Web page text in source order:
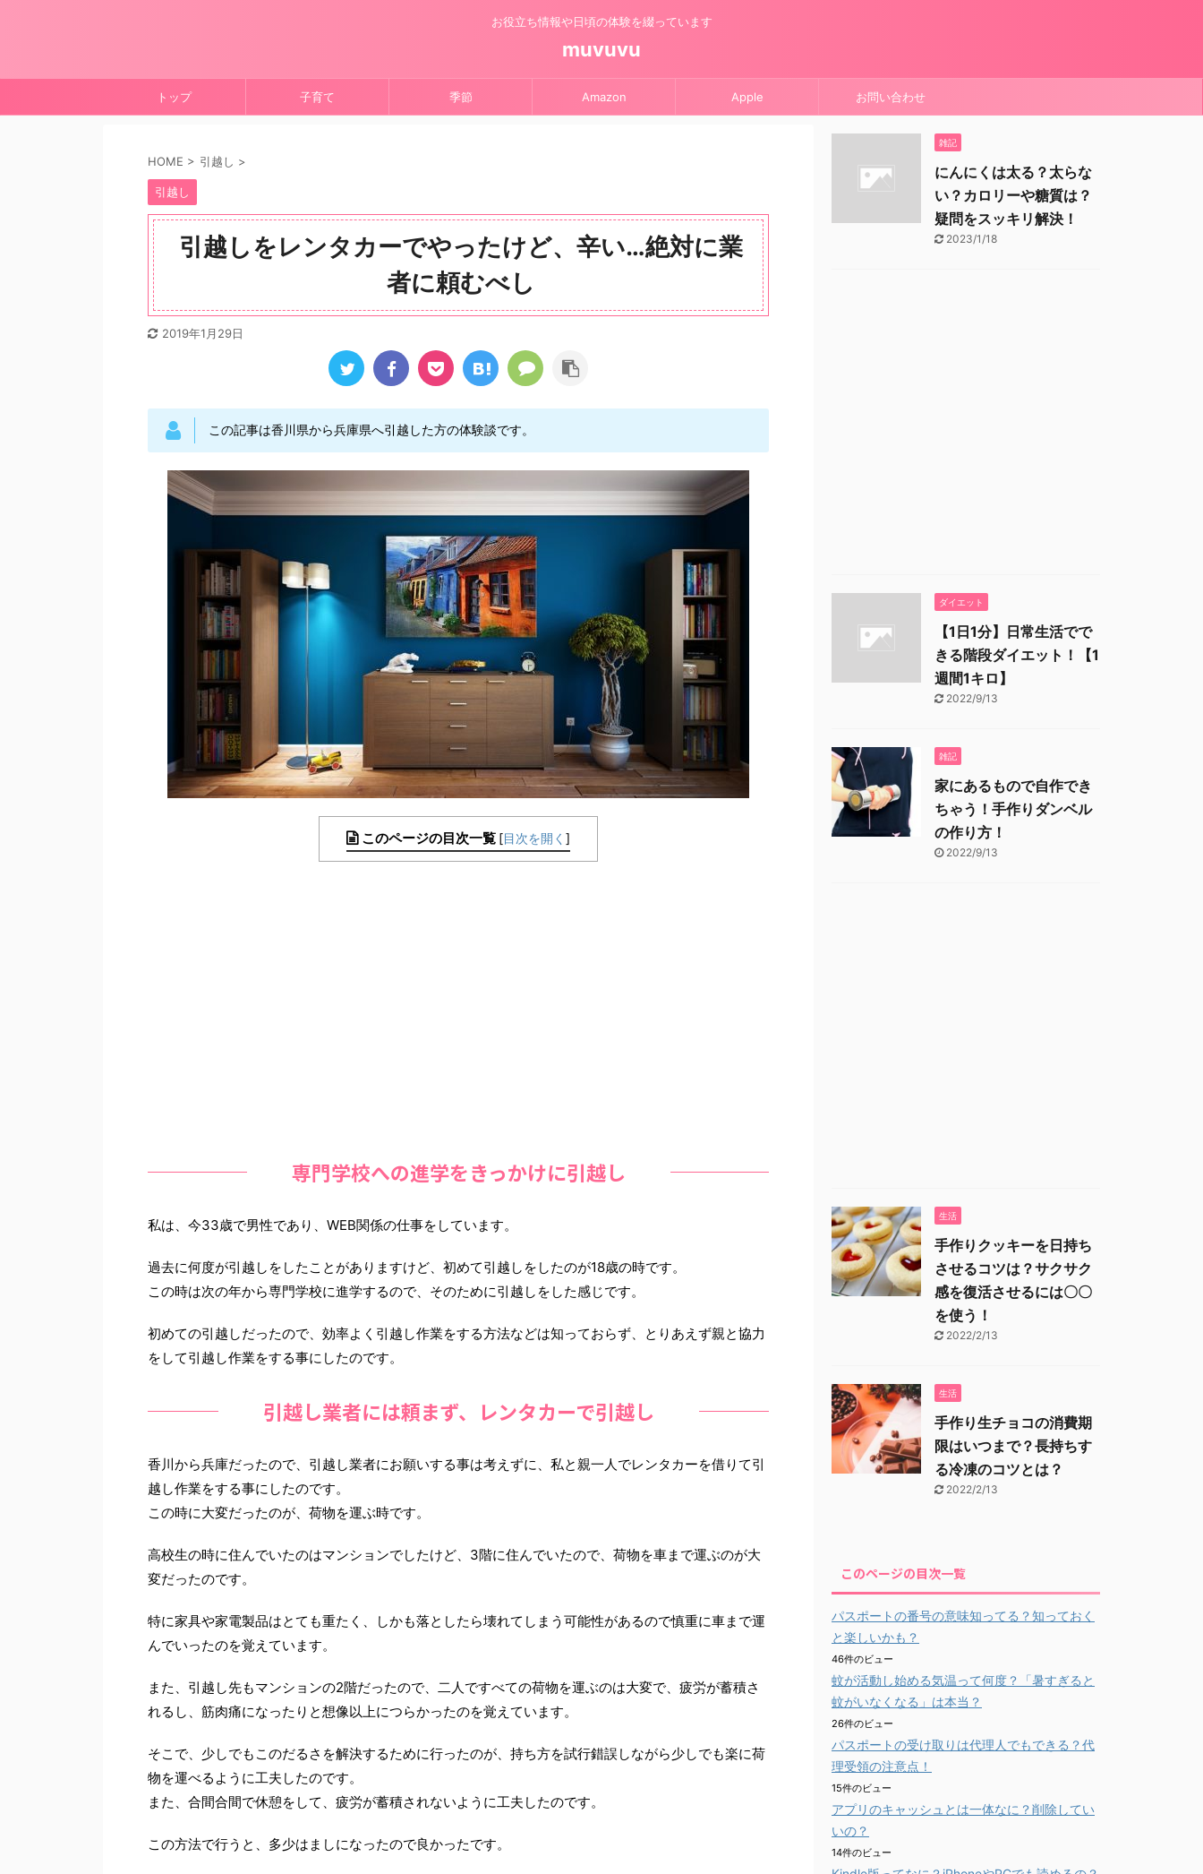
お役立ち情報や日頃の体験を綴っています
muvuvu
トップ 子育て 季節 Amazon Apple お問い合わせ
HOME > 引越し >
引越し
引越しをレンタカーでやったけど、辛い…絶対に業
者に頼むべし
2019年1月29日
この記事は香川県から兵庫県へ引越した方の体験談です。
このページの目次一覧 [目次を開く ]
専門学校への進学をきっかけに引越し
私は、今33歳で男性であり、WEB関係の仕事をしています。
過去に何度が引越しをしたことがありますけど、初めて引越しをしたのが18歳の時です。
この時は次の年から専門学校に進学するので、そのために引越しをした感じです。
初めての引越しだったので、効率よく引越し作業をする方法などは知っておらず、とりあえず親と協力
をして引越し作業をする事にしたのです。
引越し業者には頼まず、レンタカーで引越し
香川から兵庫だったので、引越し業者にお願いする事は考えずに、私と親一人でレンタカーを借りて引
越し作業をする事にしたのです。
この時に大変だったのが、荷物を運ぶ時です。
高校生の時に住んでいたのはマンションでしたけど、3階に住んでいたので、荷物を車まで運ぶのが大
変だったのです。
特に家具や家電製品はとても重たく、しかも落としたら壊れてしまう可能性があるので慎重に車まで運
んでいったのを覚えています。
また、引越し先もマンションの2階だったので、二人ですべての荷物を運ぶのは大変で、疲労が蓄積さ
れるし、筋肉痛になったりと想像以上につらかったのを覚えています。
そこで、少しでもこのだるさを解決するために行ったのが、持ち方を試行錯誤しながら少しでも楽に荷
物を運べるように工夫したのです。
また、合間合間で休憩をして、疲労が蓄積されないように工夫したのです。
この方法で行うと、多少はましになったので良かったです。
雑記
にんにくは太る？太らな
い？カロリーや糖質は？
疑問をスッキリ解決！
2023/1/18
ダイエット
【1日1分】日常生活でで
きる階段ダイエット！【1
週間1キロ】
2022/9/13
雑記
家にあるもので自作でき
ちゃう！手作りダンベル
の作り方！
2022/9/13
生活
手作りクッキーを日持ち
させるコツは？サクサク
感を復活させるには〇〇
を使う！
2022/2/13
生活
手作り生チョコの消費期
限はいつまで？長持ちす
る冷凍のコツとは？
2022/2/13
このページの目次一覧
パスポートの番号の意味知ってる？知っておく
と楽しいかも？
46件のビュー
蚊が活動し始める気温って何度？「暑すぎると
蚊がいなくなる」は本当？
26件のビュー
パスポートの受け取りは代理人でもできる？代
理受領の注意点！
15件のビュー
アプリのキャッシュとは一体なに？削除してい
いの？
14件のビュー